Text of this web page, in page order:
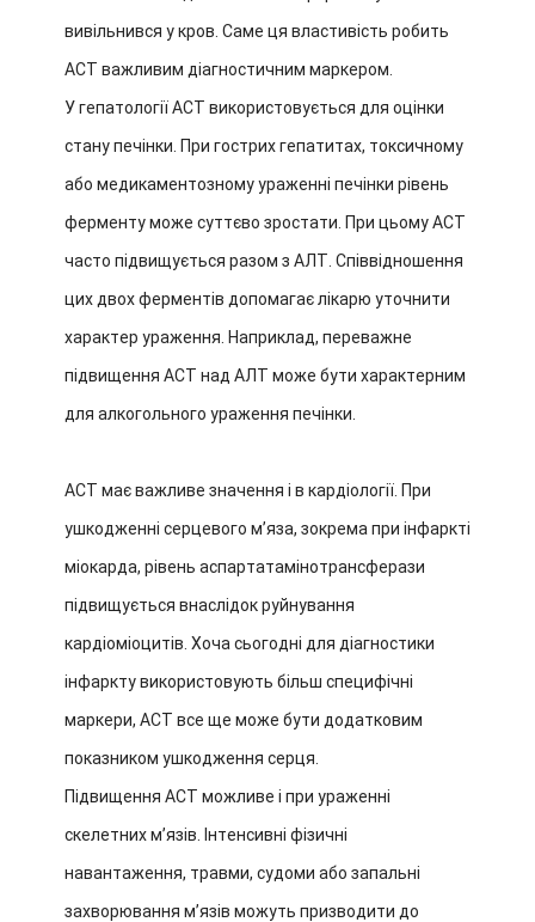
вивільнився у кров. Саме ця властивість робить
АСТ важливим діагностичним маркером.
У гепатології АСТ використовується для оцінки
стану печінки. При гострих гепатитах, токсичному
або медикаментозному ураженні печінки рівень
ферменту може суттєво зростати. При цьому АСТ
часто підвищується разом з АЛТ. Співвідношення
цих двох ферментів допомагає лікарю уточнити
характер ураження. Наприклад, переважне
підвищення АСТ над АЛТ може бути характерним
для алкогольного ураження печінки.
АСТ має важливе значення і в кардіології. При
ушкодженні серцевого м’яза, зокрема при інфаркті
міокарда, рівень аспартатамінотрансферази
підвищується внаслідок руйнування
кардіоміоцитів. Хоча сьогодні для діагностики
інфаркту використовують більш специфічні
маркери, АСТ все ще може бути додатковим
показником ушкодження серця.
Підвищення АСТ можливе і при ураженні
скелетних м’язів. Інтенсивні фізичні
навантаження, травми, судоми або запальні
захворювання м’язів можуть призводити до